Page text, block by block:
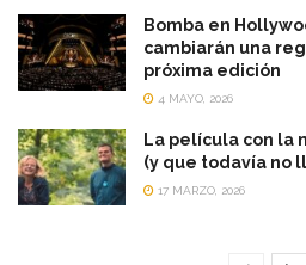
Bomba en
cambiarán una
próxima edición
4 MAYO, 2026
La película con la
(y que todavía no
17 MARZO, 2026